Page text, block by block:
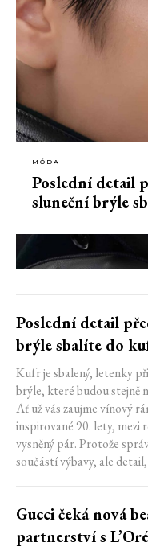
MÓDA
Poslední detail
sluneční brýle
Poslední detail
brýle sbalíte do
Kufr je sbalený, letenky
brýle, které budou stejně
Ať už vás zaujme vínový
inspirované 90. lety, mezi
vysněný pár. Protože
součástí výbavy, ale
Gucci čeká nová
partnerství s